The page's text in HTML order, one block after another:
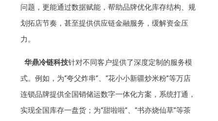
问题，更能通过数据赋能，帮助品牌优化库存结构、规
划拓店节奏，甚至提供供应链金融服务，缓解资金压
力。
华鼎冷链科技针对不同客户提供了深度定制的服务模
式。例如，为“夸父炸串”、“花小小新疆炒米粉”等万店
连锁品牌提供全国销储运数字一体化方案，系统打通，
实现全国库存一盘货；为“甜啦啦”、“书亦烧仙草”等茶